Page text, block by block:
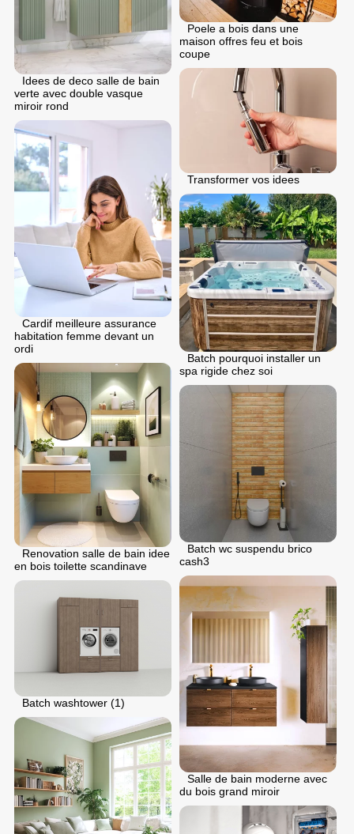
Idees de deco salle de bain
verte avec double vasque
miroir rond
Poele a bois dans une
maison offres feu et bois
coupe
Transformer vos idees
Cardif meilleure assurance
habitation femme devant un
ordi
Batch pourquoi installer un
spa rigide chez soi
Renovation salle de bain idee
en bois toilette scandinave
Batch wc suspendu brico
cash3
Salle de bain moderne avec
du bois grand miroir
Batch washtower (1)